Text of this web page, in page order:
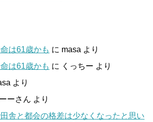
は61歳かも に masa より
は61歳かも に くっちー より
より
ーさん より
舎と都会の格差は少なくなったと思い